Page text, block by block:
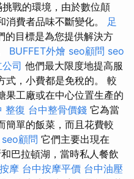
戰的環境，由於數位顛
消費者品味不斷變化。 足
的目標是為您提供解決方
BUFFET外燴 seo顧問 seo
司 他們最大限度地提高服
式，小費都是免稅的。 較
果工廠或在中心位置生產的
整復 台中整骨價錢 它為當
簡單的飯菜，而且花費較
seo顧問 它們主要出現在
巴拉頓湖，當時私人餐飲
摩 台中按摩平價 台中油壓